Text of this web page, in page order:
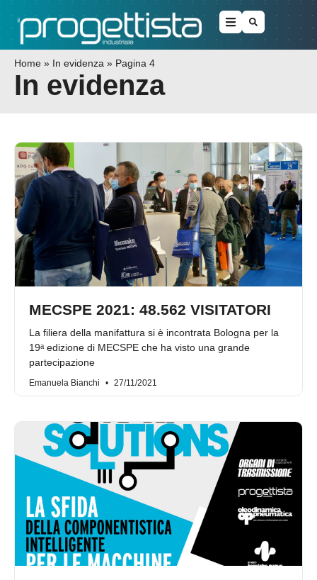
Home » In evidenza » Pagina 4
In evidenza
MECSPE 2021: 48.562 VISITATORI
La filiera della manifattura si è incontrata Bologna per la
19ᵃ edizione di MECSPE che ha visto una grande
partecipazione
Emanuela Bianchi 27/11/2021